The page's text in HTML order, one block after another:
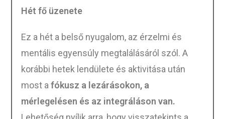
Hét fő üzenete
Ez a hét a belső nyugalom, az érzelmi és
mentális egyensúly megtalálásáról szól. A
korábbi hetek lendülete és aktivitása után
most afókusz a lezárásokon, a
mérlegelésen és az integráláson van.